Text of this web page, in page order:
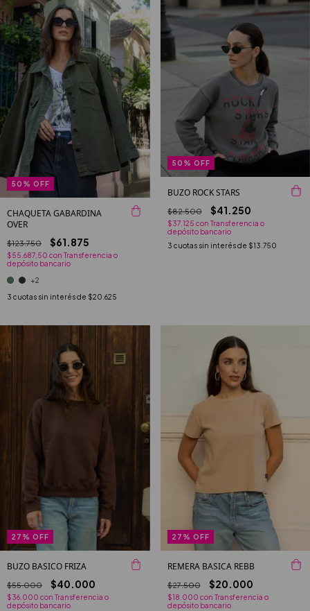
50 % OFF
CHAQUETA GABARDINA
OVER
$123.750 $61.875
$55.687,50 con Transferencia o
depósito bancario
+2
3 cuotas sin interés de $20.625
50 % OFF
BUZO ROCK STARS
$82.500 $41.250
$37.125 con Transferencia o
depósito bancario
3 cuotas sin interés de $13.750
27 % OFF
BUZO BASICO FRIZA
$55.000 $40.000
$36.000 con Transferencia o
depósito bancario
27 % OFF
REMERA BASICA REBB
$27.500 $20.000
$18.000 con Transferencia o
depósito bancario